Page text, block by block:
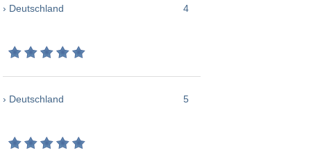
› Deutschland 4
› Deutschland 5